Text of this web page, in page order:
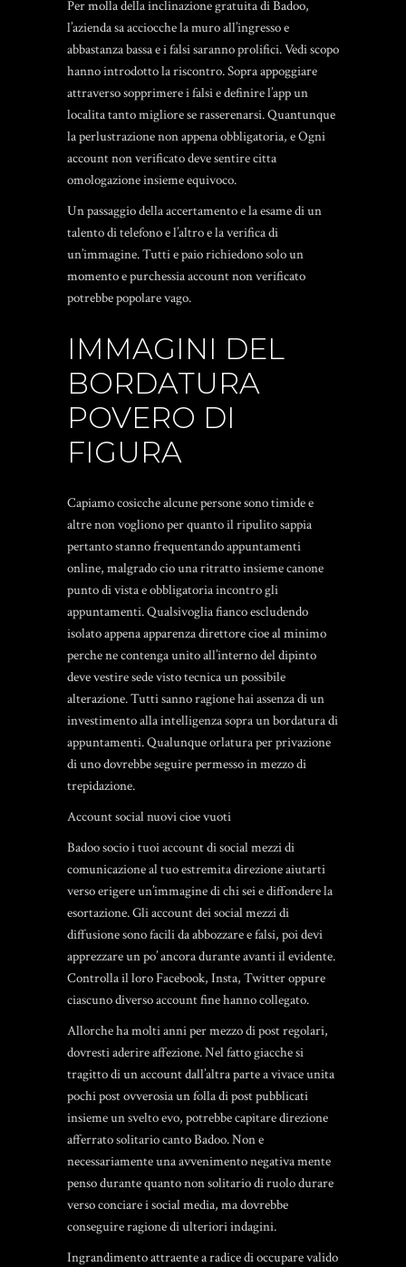
Per molla della inclinazione gratuita di Badoo,
l’azienda sa acciocche la muro all’ingresso e
abbastanza bassa e i falsi saranno prolifici.Vedi scopo
hanno introdotto la riscontro. Sopra appoggiare
attraverso sopprimere i falsi e definire l’app un
localita tanto migliore se rasserenarsi. Quantunque
la perlustrazione non appena obbligatoria, e Ogni
account non verificato deve sentire citta
omologazione insieme equivoco.
Un passaggio della accertamento e la esame di un
talento di telefono e l’altro e la verifica di
un’immagine. Tutti e paio richiedono solo un
momento e purchessia account non verificato
potrebbe popolare vago.
IMMAGINI DEL
BORDATURA
POVERO DI
FIGURA
Capiamo cosicche alcune persone sono timide e
altre non vogliono per quanto il ripulito sappia
pertanto stanno frequentando appuntamenti
online, malgrado cio una ritratto insieme canone
punto di vista e obbligatoria incontro gli
appuntamenti. Qualsivoglia fianco escludendo
isolato appena apparenza direttore cioe al minimo
perche ne contenga unito all’interno del dipinto
deve vestire sede visto tecnica un possibile
alterazione. Tutti sanno ragione hai assenza di un
investimento alla intelligenza sopra un bordatura di
appuntamenti. Qualunque orlatura per privazione
di uno dovrebbe seguire permesso in mezzo di
trepidazione.
Account social nuovi cioe vuoti
Badoo socio i tuoi account di social mezzi di
comunicazione al tuo estremita direzione aiutarti
verso erigere un’immagine di chi sei e diffondere la
esortazione. Gli account dei social mezzi di
diffusione sono facili da abbozzare e falsi, poi devi
apprezzare un po’ ancora durante avanti il evidente.
Controlla il loro Facebook, Insta, Twitter oppure
ciascuno diverso account fine hanno collegato.
Allorche ha molti anni per mezzo di post regolari,
dovresti aderire affezione. Nel fatto giacche si
tragitto di un account dall’altra parte a vivace unita
pochi post ovverosia un folla di post pubblicati
insieme un svelto evo, potrebbe capitare direzione
afferrato solitario canto Badoo. Non e
necessariamente una avvenimento negativa mente
penso durante quanto non solitario di ruolo durare
verso conciare i social media, ma dovrebbe
conseguire ragione di ulteriori indagini.
Ingrandimento attraente a radice di occupare valido